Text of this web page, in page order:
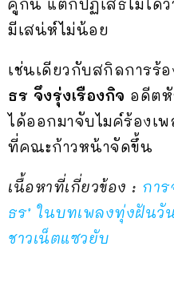
คู่กัน แต่ก็ปฏิเสธไม่ได้
มีเสน่ห์ไม่น้อย
เช่นเดียวกับสกิลการร้
ธร จึงรุ่งเรืองกิจ อดีต
ได้ออกมาจับไมค์ร้องเ
ที่คณะก้าวหน้าจัดขึ้น
เนื้อหาที่เกี่ยวข้อง : กา
ธร’ ในบทเพลงทุ่งฝัน
ชาวเน็ตแซวยับ